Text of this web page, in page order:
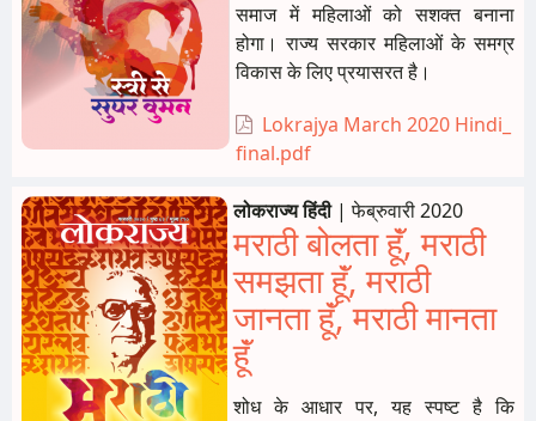
समाज में महिलाओं को सशक्त बनाना
होगा। राज्य सरकार महिलाओं के समग्र
विकास के लिए प्रयासरत है।
Lokrajya March 2020 Hindi_
final.pdf
लोकराज्य हिंदी|फेब्रुवारी 2020
मराठी बोलता हूॅं, मराठी
समझता हूॅं, मराठी
जानता हूॅं, मराठी मानता
हूॅं
शोध के आधार पर, यह स्पष्ट है कि